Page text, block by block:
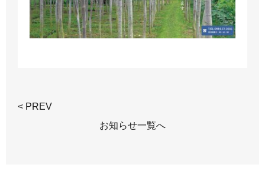
< PREV
お知らせ一覧へ